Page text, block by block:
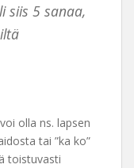
siis 5 sanaa,
olla ns. lapsen
tai ”ka ko”
toistuvasti